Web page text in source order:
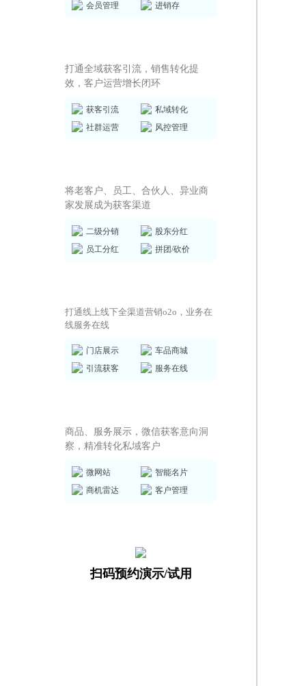
会员管理
进销存
打通全域获客引流，销售转化提
效，客户运营增长闭环
获客引流
私域转化
社群运营
风控管理
将老客户、员工、合伙人、异业商
家发展成为获客渠道
二级分销
股东分红
员工分红
拼团/砍价
打通线上线下全渠道营销o2o，业务在
线服务在线
门店展示
车品商城
引流获客
服务在线
商品、服务展示，微信获客意向洞
察，精准转化私域客户
微网站
智能名片
商机雷达
客户管理
扫码预约演示/试用